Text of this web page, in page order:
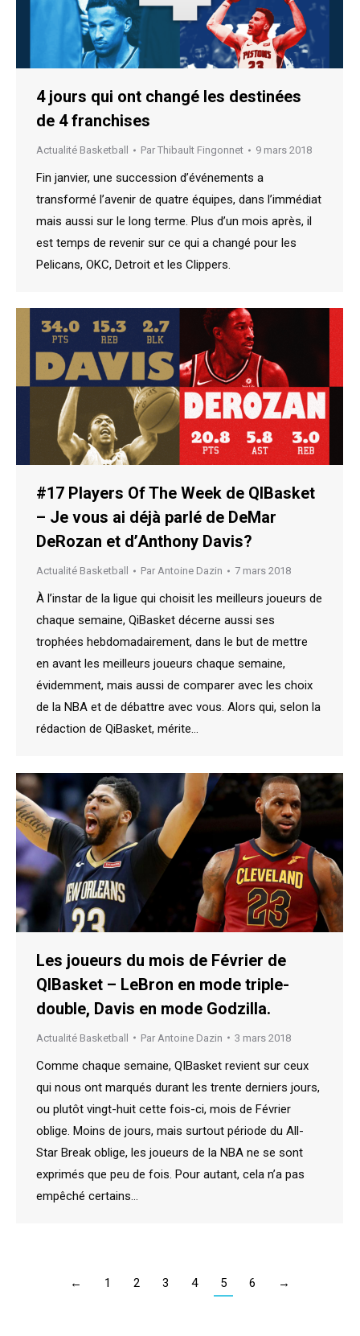
4 jours qui ont changé les destinées
de 4 franchises
Actualité Basketball Par Thibault Fingonnet 9 mars 2018
Fin janvier, une succession d’événements a
transformé l’avenir de quatre équipes, dans l’immédiat
mais aussi sur le long terme. Plus d’un mois après, il
est temps de revenir sur ce qui a changé pour les
Pelicans, OKC, Detroit et les Clippers.
#17 Players Of The Week de QIBasket
– Je vous ai déjà parlé de DeMar
DeRozan et d’Anthony Davis?
Actualité Basketball Par Antoine Dazin 7 mars 2018
À l’instar de la ligue qui choisit les meilleurs joueurs de
chaque semaine, QiBasket décerne aussi ses
trophées hebdomadairement, dans le but de mettre
en avant les meilleurs joueurs chaque semaine,
évidemment, mais aussi de comparer avec les choix
de la NBA et de débattre avec vous. Alors qui, selon la
rédaction de QiBasket, mérite…
Les joueurs du mois de Février de
QIBasket – LeBron en mode triple-
double, Davis en mode Godzilla.
Actualité Basketball Par Antoine Dazin 3 mars 2018
Comme chaque semaine, QIBasket revient sur ceux
qui nous ont marqués durant les trente derniers jours,
ou plutôt vingt-huit cette fois-ci, mois de Février
oblige. Moins de jours, mais surtout période du All-
Star Break oblige, les joueurs de la NBA ne se sont
exprimés que peu de fois. Pour autant, cela n’a pas
empêché certains…
← 1 2 3 4 5 6 →